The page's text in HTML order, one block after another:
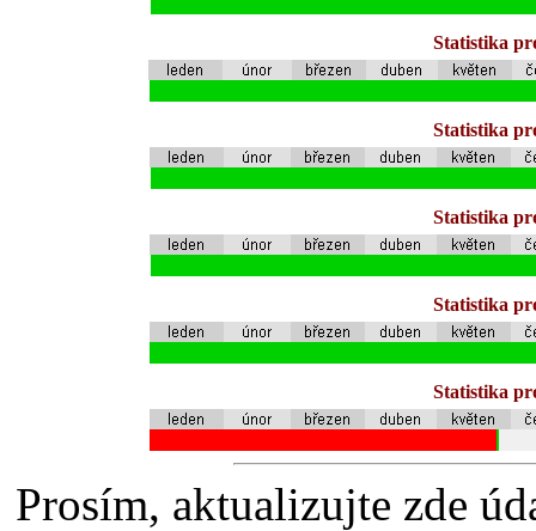
Statistika
Statistika
Statistika
Statistika
Statistika
Prosím, aktualizujte zde